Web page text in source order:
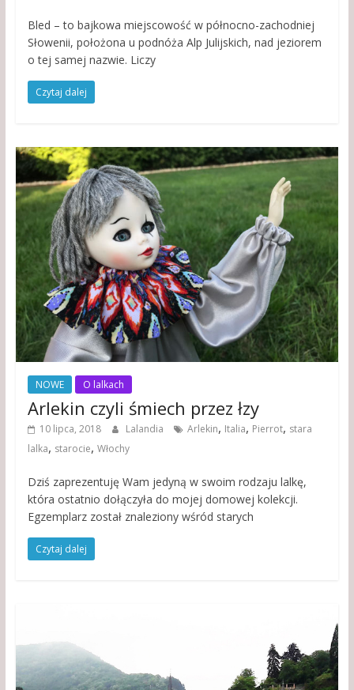
Bled – to bajkowa miejscowość w północno-zachodniej
Słowenii, położona u podnóża Alp Julijskich, nad jeziorem
o tej samej nazwie. Liczy
Czytaj dalej
NOWE O lalkach
Arlekin czyli śmiech przez łzy
10 lipca, 2018 Lalandia Arlekin, Italia, Pierrot, stara
lalka, starocie, Włochy
Dziś zaprezentuję Wam jedyną w swoim rodzaju lalkę,
która ostatnio dołączyła do mojej domowej kolekcji.
Egzemplarz został znaleziony wśród starych
Czytaj dalej